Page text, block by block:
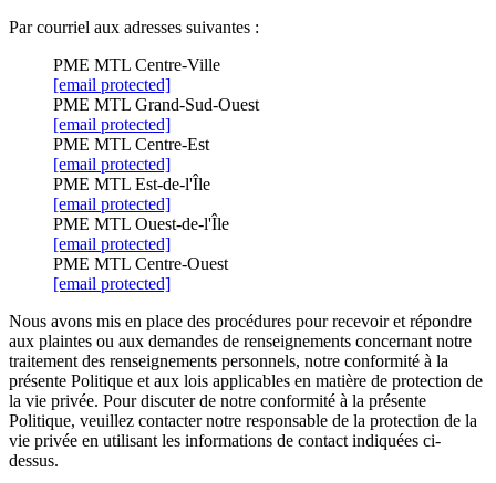
Par courriel aux adresses suivantes :
PME MTL Centre-Ville
[email protected]
PME MTL Grand-Sud-Ouest
[email protected]
PME MTL Centre-Est
[email protected]
PME MTL Est-de-l'Île
[email protected]
PME MTL Ouest-de-l'Île
[email protected]
PME MTL Centre-Ouest
[email protected]
Nous avons mis en place des procédures pour recevoir et répondre
aux plaintes ou aux demandes de renseignements concernant notre
traitement des renseignements personnels, notre conformité à la
présente Politique et aux lois applicables en matière de protection de
la vie privée. Pour discuter de notre conformité à la présente
Politique, veuillez contacter notre responsable de la protection de la
vie privée en utilisant les informations de contact indiquées ci-
dessus.